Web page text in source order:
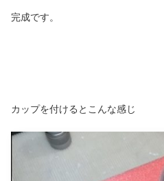
完成です。
カップを付けるとこんな感じ